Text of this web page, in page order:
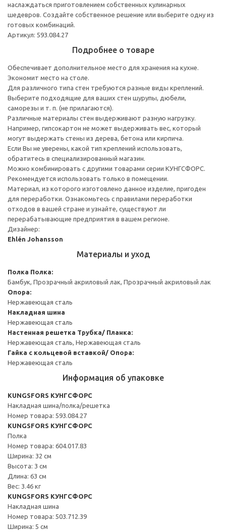
наслаждаться приготовлением собственных кулинарных
шедевров. Создайте собственное решение или выберите одну из
готовых комбинаций.
Артикул: 593.084.27
Подробнее о товаре
Обеспечивает дополнительное место для хранения на кухне.
Экономит место на столе.
Для различного типа стен требуются разные виды креплений.
Выберите подходящие для ваших стен шурупы, дюбели,
саморезы и т. п. (не прилагаются).
Различные материалы стен выдерживают разную нагрузку.
Например, гипсокартон не может выдерживать вес, который
могут выдержать стены из дерева, бетона или кирпича.
Если Вы не уверены, какой тип креплений использовать,
обратитесь в специализированный магазин.
Можно комбинировать с другими товарами серии КУНГСФОРС.
Рекомендуется использовать только в помещении.
Материал, из которого изготовлено данное изделие, пригоден
для переработки. Ознакомьтесь с правилами переработки
отходов в вашей стране и узнайте, существуют ли
перерабатывающие предприятия в вашем регионе.
Дизайнер:
Ehlén Johansson
Материалы и уход
Полка Полка:
Бамбук, Прозрачный акриловый лак, Прозрачный акриловый лак
Опора:
Нержавеющая сталь
Накладная шина
Нержавеющая сталь
Настенная решетка Трубка/ Планка:
Нержавеющая сталь, Нержавеющая сталь
Гайка с кольцевой вставкой/ Опора:
Нержавеющая сталь
Информация об упаковке
KUNGSFORS КУНГСФОРС
Накладная шина/полка/решетка
Номер товара: 593.084.27
KUNGSFORS КУНГСФОРС
Полка
Номер товара: 604.017.83
Ширина: 32 см
Высота: 3 см
Длина: 63 см
Вес: 3.46 кг
KUNGSFORS КУНГСФОРС
Накладная шина
Номер товара: 503.712.39
Ширина: 5 см